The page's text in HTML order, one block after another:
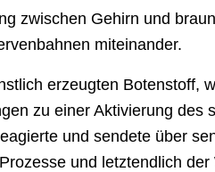
zwischen Gehirn und
miteinander.
erzeugten Botenstoff,
zu einer Aktivierung des
und sendete über
und letztendlich